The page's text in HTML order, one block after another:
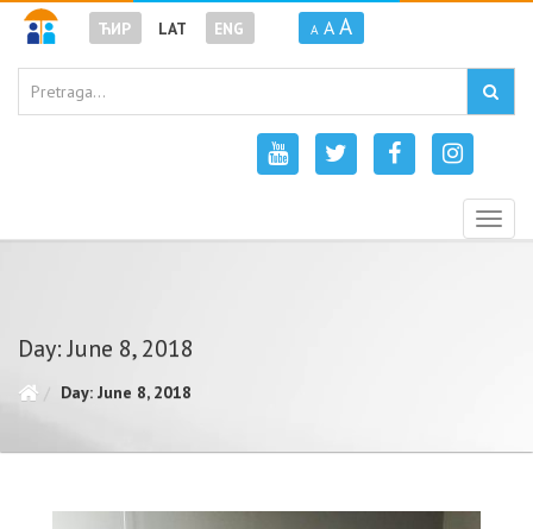
ЋИР LAT ENG A A A
Day: June 8, 2018
Day: June 8, 2018